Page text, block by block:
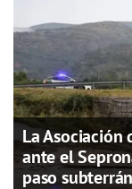
La Asociación
ante el
paso